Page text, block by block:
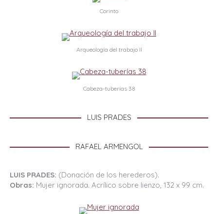
Corinto
Arqueología del trabajo II
Cabeza-tuberías 38
LUIS PRADES
RAFAEL ARMENGOL
LUIS PRADES: (Donación de los herederos).
Obras: Mujer ignorada. Acrílico sobre lienzo, 132 x 99 cm.